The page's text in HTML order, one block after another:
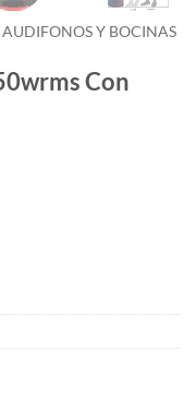
AUDIFONOS Y BOCINAS
Con